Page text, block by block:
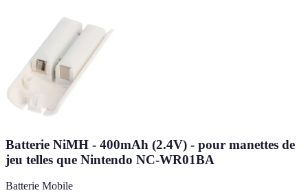
Batterie NiMH - 400mAh (2.4V) - pour manettes de
jeu telles que Nintendo NC-WR01BA
Batterie Mobile